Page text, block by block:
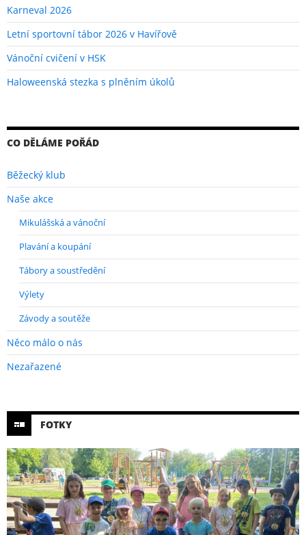
Karneval 2026
Letní sportovní tábor 2026 v Havířově
Vánoční cvičení v HSK
Haloweenská stezka s plněním úkolů
CO DĚLÁME POŘÁD
Běžecký klub
Naše akce
Mikulášská a vánoční
Plavání a koupání
Tábory a soustředění
Výlety
Závody a soutěže
Něco málo o nás
Nezařazené
FOTKY